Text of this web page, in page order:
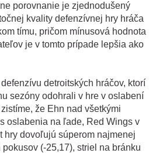
porovnanie je zjednodušený
kvality defenzívnej hry hráča
tímu, pričom mínusová hodnota
je v tomto prípade lepšia ako
detroitských hráčov, ktorí
sezóny odohrali v hre v oslabení
že Ehn nad všetkými
oslabenia na ľade, Red Wings v
hry dovoľujú súperom najmenej
(-25,17), striel na bránku